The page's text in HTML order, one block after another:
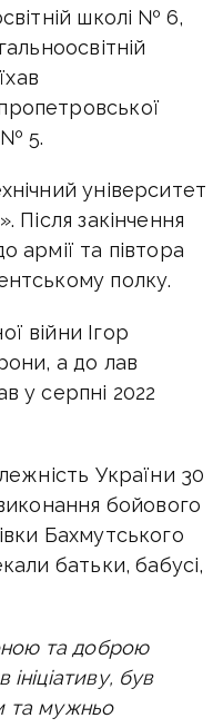
школі № 6,
№ 5.
університет
Після закінчення
армії та півтора
полку.
війни Ігор
а до лав
у серпні 2022
України 30
бойового
Бахмутського
батьки, бабусі,
та доброю
був
та мужньо